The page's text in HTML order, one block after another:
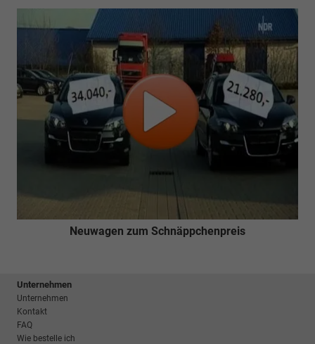
Neuwagen zum Schnäppchenpreis
Unternehmen
Unternehmen
Kontakt
FAQ
Wie bestelle ich